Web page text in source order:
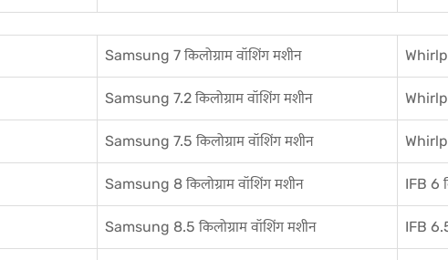
Samsung 7 किलोग्राम वॉशिंग मशीन
Samsung 7.2 किलोग्राम वॉशिंग मशीन
Samsung 7.5 किलोग्राम वॉशिंग मशीन
Samsung 8 किलोग्राम वॉशिंग मशीन IFB 6
Samsung 8.5 किलोग्राम वॉशिंग मशीन IFB